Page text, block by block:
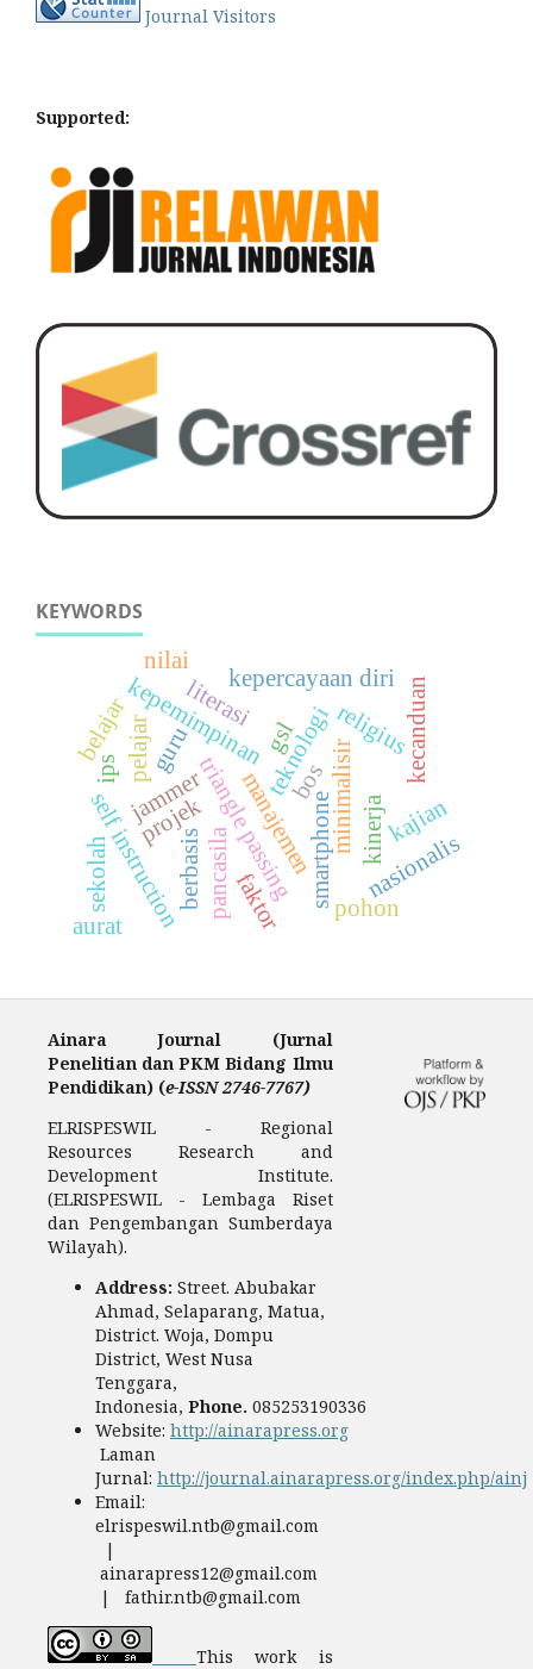
Journal Visitors
Supported:
KEYWORDS
triangle passing
religius
teknologi
jammer minimalisir
kecanduan
smartphone kinerja
kepemimpinankepercayaan diri
self instruction nasionalis
guru
projek
pelajar
pancasila
gsl
pohon
literasi
manajemen
berbasis
sekolah
kajian
faktor
belajar
ips
nilai
aurat
bos
Ainara Journal (Jurnal
Penelitian dan PKM Bidang Ilmu
Pendidikan) (e-ISSN 2746-7767)
ELRISPESWIL - Regional
Resources Research and
Development Institute.
(ELRISPESWIL - Lembaga Riset
dan Pengembangan Sumberdaya
Wilayah).
Address: Street. Abubakar
Ahmad, Selaparang, Matua,
District. Woja, Dompu
District, West Nusa
Tenggara,
Indonesia, Phone. 085253190336
Website: http://ainarapress.org
Laman
Jurnal: http://journal.ainarapress.org/index.php/ainj
Email:
elrispeswil.ntb@gmail.com
|
ainarapress12@gmail.com
| fathir.ntb@gmail.com
This work is